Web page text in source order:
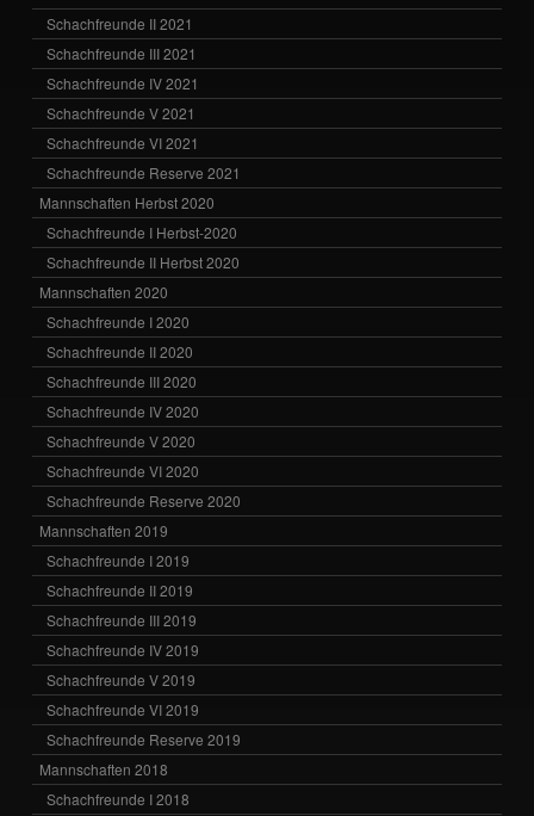
Schachfreunde II 2021
Schachfreunde III 2021
Schachfreunde IV 2021
Schachfreunde V 2021
Schachfreunde VI 2021
Schachfreunde Reserve 2021
Mannschaften Herbst 2020
Schachfreunde I Herbst-2020
Schachfreunde II Herbst 2020
Mannschaften 2020
Schachfreunde I 2020
Schachfreunde II 2020
Schachfreunde III 2020
Schachfreunde IV 2020
Schachfreunde V 2020
Schachfreunde VI 2020
Schachfreunde Reserve 2020
Mannschaften 2019
Schachfreunde I 2019
Schachfreunde II 2019
Schachfreunde III 2019
Schachfreunde IV 2019
Schachfreunde V 2019
Schachfreunde VI 2019
Schachfreunde Reserve 2019
Mannschaften 2018
Schachfreunde I 2018